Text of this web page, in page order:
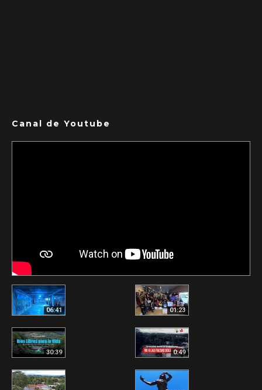
Canal de Youtube
06:41 01:23
30:39 0:49